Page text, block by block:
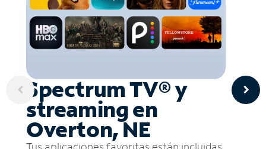
Spectrum TV® y
streaming en
Overton, NE